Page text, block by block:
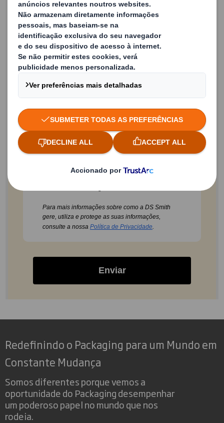
País
Função / Departamento
Sim, gostaria de receber comunicações, notícias e
atualizações sobre os produtos e serviços daDS
Smith por e-mail.
Pode sempre revogar o seu consentimento para
da opção de anulação de subscrição que se
Para mais informações sobre como a DS Smith
gere, utiliza e protege as suas informações,
consulte a nossa Política de Privacidade.
Enviar
Redefinindo o Packaging para um Mundo em
Constante Mudança
Somos diferentes porque vemos a
oportunidade do Packaging desempenhar
um poderoso papel no mundo que nos
rodeia.